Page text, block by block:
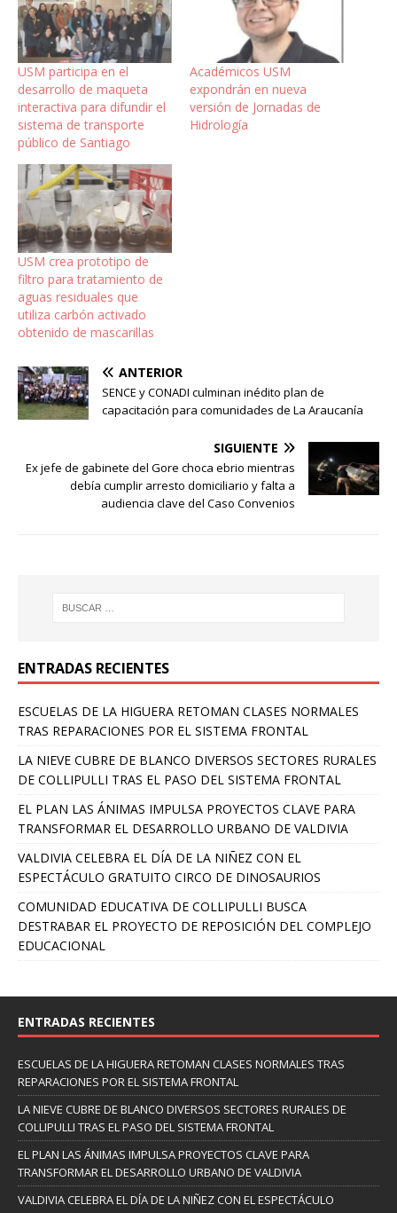
USM participa en el
desarrollo de maqueta
interactiva para difundir el
sistema de transporte
público de Santiago
Académicos USM
expondrán en nueva
versión de Jornadas de
Hidrología
USM crea prototipo de
filtro para tratamiento de
aguas residuales que
utiliza carbón activado
obtenido de mascarillas
ANTERIOR
SENCE y CONADI culminan inédito plan de
capacitación para comunidades de La Araucanía
SIGUIENTE
Ex jefe de gabinete del Gore choca ebrio mientras
debía cumplir arresto domiciliario y falta a
audiencia clave del Caso Convenios
ENTRADAS RECIENTES
ESCUELAS DE LA HIGUERA RETOMAN CLASES NORMALES
TRAS REPARACIONES POR EL SISTEMA FRONTAL
LA NIEVE CUBRE DE BLANCO DIVERSOS SECTORES RURALES
DE COLLIPULLI TRAS EL PASO DEL SISTEMA FRONTAL
EL PLAN LAS ÁNIMAS IMPULSA PROYECTOS CLAVE PARA
TRANSFORMAR EL DESARROLLO URBANO DE VALDIVIA
VALDIVIA CELEBRA EL DÍA DE LA NIÑEZ CON EL
ESPECTÁCULO GRATUITO CIRCO DE DINOSAURIOS
COMUNIDAD EDUCATIVA DE COLLIPULLI BUSCA
DESTRABAR EL PROYECTO DE REPOSICIÓN DEL COMPLEJO
EDUCACIONAL
ENTRADAS RECIENTES
ESCUELAS DE LA HIGUERA RETOMAN CLASES NORMALES TRAS
REPARACIONES POR EL SISTEMA FRONTAL
LA NIEVE CUBRE DE BLANCO DIVERSOS SECTORES RURALES DE
COLLIPULLI TRAS EL PASO DEL SISTEMA FRONTAL
EL PLAN LAS ÁNIMAS IMPULSA PROYECTOS CLAVE PARA
TRANSFORMAR EL DESARROLLO URBANO DE VALDIVIA
VALDIVIA CELEBRA EL DÍA DE LA NIÑEZ CON EL ESPECTÁCULO